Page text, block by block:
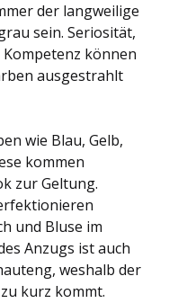
der langweilige
sein. Seriosität,
können
ausgestrahlt
wie Blau, Gelb,
kommen
zur Geltung.
und Bluse im
Anzugs ist auch
weshalb der
kurz kommt.